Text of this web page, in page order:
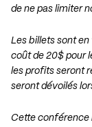
de ne pas limiter
Les billets sont
coût de 20$ pour
les profits seront
seront dévoilés
Cette conférence